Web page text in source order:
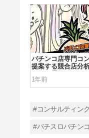
パチンコ店専門コ
提案する競合店分
1年前
#コンサルティン
#パチスロパチンコ